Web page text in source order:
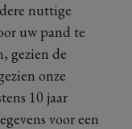
nuttige
uw pand te
gezien de
onze
10 jaar
voor een